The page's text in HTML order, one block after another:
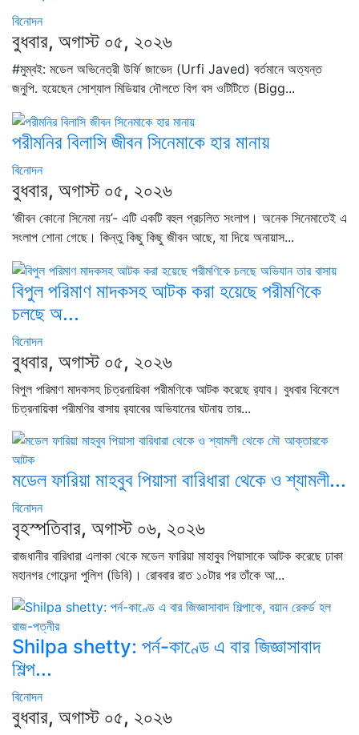
বিনোদন
বুধবার, অগাস্ট ০৫, ২০২৬
#মুম্বই: মডেল অভিনেত্রী উর্ফি জাভেদ (Urfi Javed) বর্তমানে অত্যন্ত
জনু্পি. হয়েছেন সোশ্যাল মিডিয়ার দৌলতে বিগ বস ওটিটিতে (Bigg...
পরীমনির বিলাসি জীবন সিনেমাকে হার মানায়
বিনোদন
বুধবার, অগাস্ট ০৫, ২০২৬
‘জীবন কোনো সিনেমা নয়’- এটি একটি বহুল প্রচলিত সংলাপ। অনেক সিনেমাতেই এ
সংলাপ শোনা গেছে। কিন্তু কিছু কিছু জীবন আছে, যা দিয়ে অনায়াস...
বিপুল পরিমাণ মাদকসহ আটক করা হয়েছে পরীমণিকে
চলছে অ...
বিনোদন
বুধবার, অগাস্ট ০৫, ২০২৬
বিপুল পরিমাণ মাদকসহ চিত্রনায়িকা পরীমণিকে আটক করেছে র‍্যাব। বুধবার বিকেলে
চিত্রনায়িকা পরীমণির বাসায় র‍্যাবের অভিযানের ঘটনায় তার...
মডেল ফারিয়া মাহবুব পিয়াসা বারিধারা থেকে ও শ্যামলী...
বিনোদন
বৃহস্পতিবার, অগাস্ট ০৬, ২০২৬
রাজধানীর বারিধারা এলাকা থেকে মডেল ফারিয়া মাহাবুব পিয়াসাকে আটক করেছে ঢাকা
মহানগর গোয়েন্দা পুলিশ (ডিবি)। রোববার রাত ১০টার পর তাঁকে আ...
Shilpa shetty: পর্ন-কাণ্ডে এ বার জিজ্ঞাসাবাদ
শিল্প...
বিনোদন
বুধবার, অগাস্ট ০৫, ২০২৬